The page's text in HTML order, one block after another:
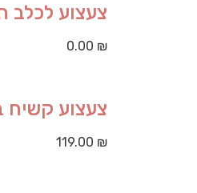
צעצוע לכלב
0.00 ₪
צעצוע קשיח
119.00 ₪